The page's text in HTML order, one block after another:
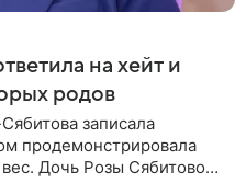
на хейт и
родов
записала
продемонстрировала
Дочь Розы Сябитовой